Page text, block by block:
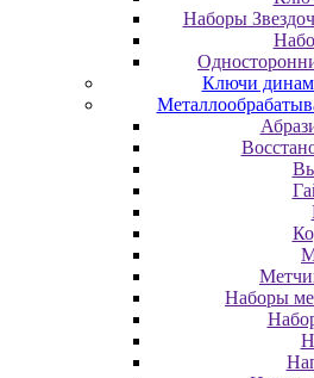
Наборы
Ключи
Наборы